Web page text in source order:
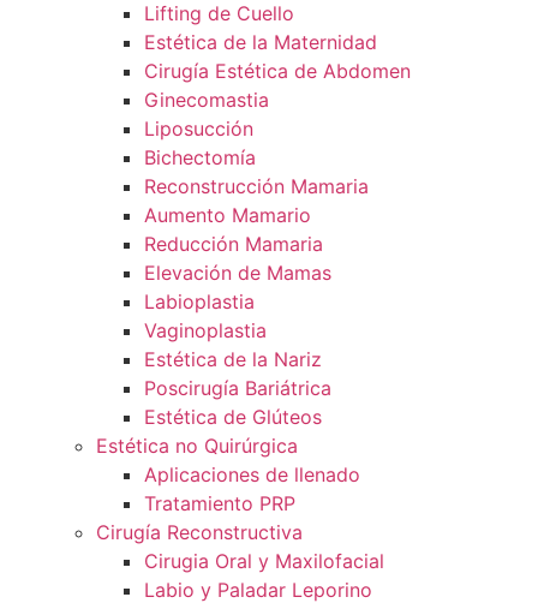
Lifting de Cuello
Estética de la Maternidad
Cirugía Estética de Abdomen
Ginecomastia
Liposucción
Bichectomía
Reconstrucción Mamaria
Aumento Mamario
Reducción Mamaria
Elevación de Mamas
Labioplastia
Vaginoplastia
Estética de la Nariz
Poscirugía Bariátrica
Estética de Glúteos
Estética no Quirúrgica
Aplicaciones de llenado
Tratamiento PRP
Cirugía Reconstructiva
Cirugia Oral y Maxilofacial
Labio y Paladar Leporino